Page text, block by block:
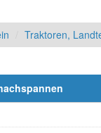
Traktoren,